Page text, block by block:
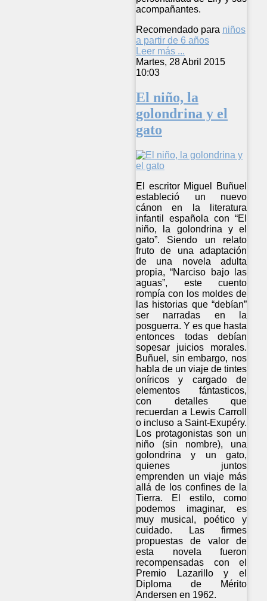
acompañantes.
Recomendado para niños
a partir de 6 años
Leer más ...
Martes, 28 Abril 2015
10:03
El niño, la
golondrina y el
gato
El escritor Miguel Buñuel
estableció un nuevo
cánon en la literatura
infantil española con “El
niño, la golondrina y el
gato”. Siendo un relato
fruto de una adaptación
de una novela adulta
propia, “Narciso bajo las
aguas”, este cuento
rompía con los moldes de
las historias que “debían”
ser narradas en la
posguerra. Y es que hasta
entonces todas debían
sopesar juicios morales.
Buñuel, sin embargo, nos
habla de un viaje de tintes
oníricos y cargado de
elementos fántasticos,
con detalles que
recuerdan a Lewis Carroll
o incluso a Saint-Exupéry.
Los protagonistas son un
niño (sin nombre), una
golondrina y un gato,
quienes juntos
emprenden un viaje más
allá de los confines de la
Tierra. El estilo, como
podemos imaginar, es
muy musical, poético y
cuidado. Las firmes
propuestas de valor de
esta novela fueron
recompensadas con el
Premio Lazarillo y el
Diploma de Mérito
Andersen en 1962.